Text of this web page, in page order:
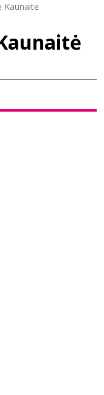
Kaunaitė